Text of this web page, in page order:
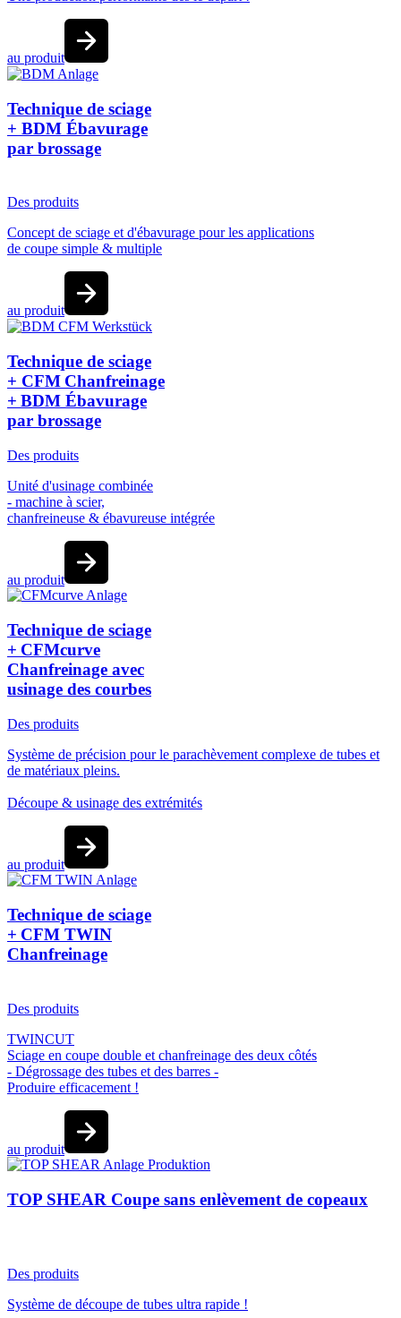
au produit
Technique de sciage
+ BDM Ébavurage
par brossage
Des produits
Concept de sciage et d'ébavurage pour les applications
de coupe simple & multiple
au produit
Technique de sciage
+ CFM Chanfreinage
+ BDM Ébavurage
par brossage
Des produits
Unité d'usinage combinée
- machine à scier,
chanfreineuse & ébavureuse intégrée
au produit
Technique de sciage
+ CFMcurve
Chanfreinage avec
usinage des courbes
Des produits
Système de précision pour le parachèvement complexe de tubes et
de matériaux pleins.
Découpe & usinage des extrémités
au produit
Technique de sciage
+ CFM TWIN
Chanfreinage
Des produits
TWINCUT
Sciage en coupe double et chanfreinage des deux côtés
- Dégrossage des tubes et des barres -
Produire efficacement !
au produit
TOP SHEAR Coupe sans enlèvement de copeaux
Des produits
Système de découpe de tubes ultra rapide !